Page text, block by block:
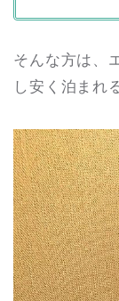
そんな方は、
し安く泊まれ